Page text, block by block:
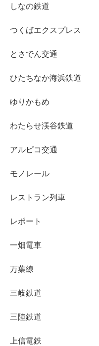
しなの鉄道
つくばエクスプレス
とさでん交通
ひたちなか海浜鉄道
ゆりかもめ
わたらせ渓谷鉄道
アルピコ交通
モノレール
レストラン列車
レポート
一畑電車
万葉線
三岐鉄道
三陸鉄道
上信電鉄